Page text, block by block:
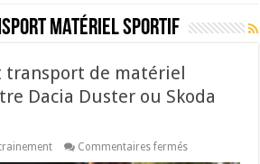
matériel sportif
transport de matériel
Dacia Duster ou Skoda
Commentaires ferméssur